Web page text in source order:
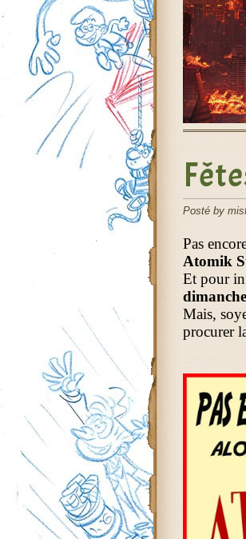
Posté by
Pas
Atomik
Et pour
Mais,
procurer